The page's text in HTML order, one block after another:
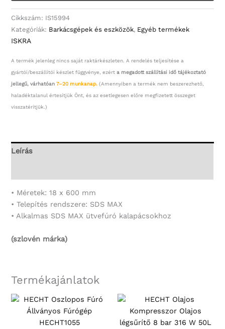
Cikkszám: IS15994
Kategóriák: Barkácsgépek és eszközök, Egyéb termékek
ISKRA
A termék jelenleg nincs saját raktárkészleten. A rendelés teljesítése a
gyártói/beszállítói készlet függvénye, ezérta megadott szállítási idő tájékoztató
jellegű, várhatóan7–20 munkanap. (Amennyiben a termék nem beszerezhető,
haladéktalanul értesítjük Önt, és az esetlegesen előre megfizetett összeget
visszatérítjük.)
Leírás
• Méretek: 18 x 600 mm
• Telepítés rendszere: SDS MAX
• Alkalmas SDS MAX ütvefúró kalapácsokhoz
(szlovén márka)
Termékajánlatok